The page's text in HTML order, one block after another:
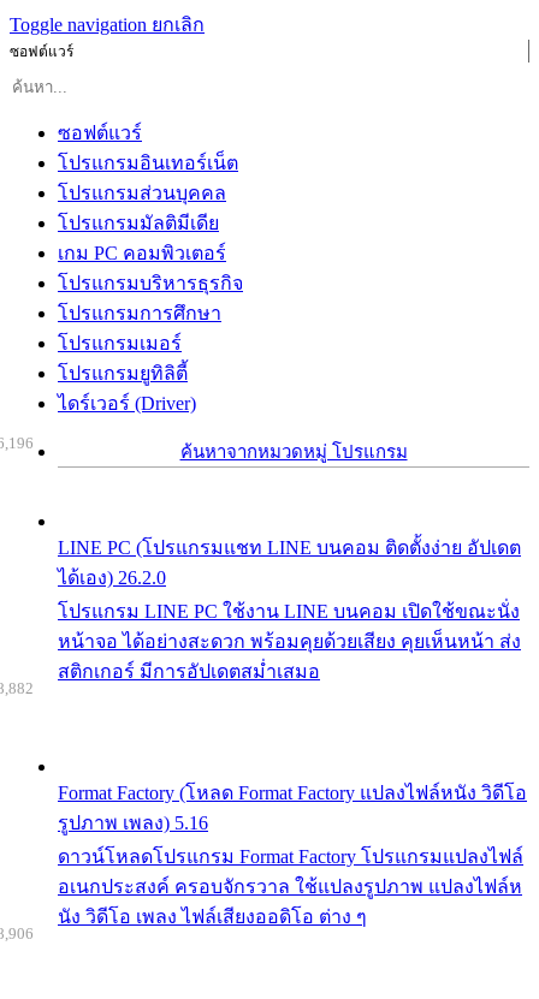
Toggle navigation ยกเลิก
ซอฟต์แวร์
ซอฟต์แวร์
โปรแกรมอินเทอร์เน็ต
โปรแกรมส่วนบุคคล
โปรแกรมมัลติมีเดีย
เกม PC คอมพิวเตอร์
โปรแกรมบริหารธุรกิจ
โปรแกรมการศึกษา
โปรแกรมเมอร์
โปรแกรมยูทิลิตี้
ไดร์เวอร์ (Driver)
ค้นหาจากหมวดหมู่ โปรแกรม
LINE PC (โปรแกรมแชท LINE บนคอม ติดตั้งง่าย อัปเดต
ได้เอง) 26.2.0
โปรแกรม LINE PC ใช้งาน LINE บนคอม เปิดใช้ขณะนั่ง
หน้าจอ ได้อย่างสะดวก พร้อมคุยด้วยเสียง คุยเห็นหน้า ส่ง
สติกเกอร์ มีการอัปเดตสม่ำเสมอ
Format Factory (โหลด Format Factory แปลงไฟล์หนัง วิดีโอ
รูปภาพ เพลง) 5.16
ดาวน์โหลดโปรแกรม Format Factory โปรแกรมแปลงไฟล์
อเนกประสงค์ ครอบจักรวาล ใช้แปลงรูปภาพ แปลงไฟล์ห
นัง วิดีโอ เพลง ไฟล์เสียงออดิโอ ต่าง ๆ